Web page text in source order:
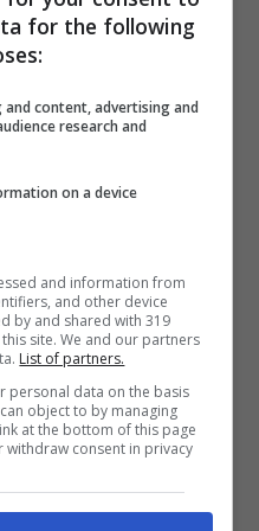
libertà di ciascuno”,
rito abbreviato
una “possibilità
causa dell’immediato
con la naturale
della Repubblica
condividere gli atti di
di Latina: identità
verbali di
tecnici”.
for the following
content, advertising and
research and
on a device
and information from
and other device
by and shared with 319
site. We and our partners
List of partners.
personal data on the basis
object to by managing
at the bottom of this page
withdraw consent in privacy